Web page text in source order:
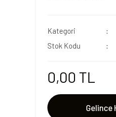
Kategori
Stok Kodu
0,00 TL
Gelince